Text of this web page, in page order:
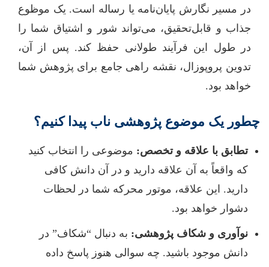
در مسیر نگارش پایان‌نامه یا رساله است. یک موظوع
جذاب و قابل‌تحقیق، می‌تواند شور و اشتیاق شما را
در طول این فرآیند طولانی حفظ کند. پس از آن،
تدوین پروپوزال، نقشه راهی جامع برای پژوهش شما
خواهد بود.
چطور یک موضوع پژوهشی ناب پیدا کنیم؟
تطابق با علاقه و تخصص: موضوعی را انتخاب کنید
که واقعاً به آن علاقه دارید و در آن دانش کافی
دارید. این علاقه، موتور محرکه شما در لحظات
دشوار خواهد بود.
نوآوری و شکاف پژوهشی: به دنبال “شکاف” در
دانش موجود باشید. چه سوالی هنوز پاسخ داده